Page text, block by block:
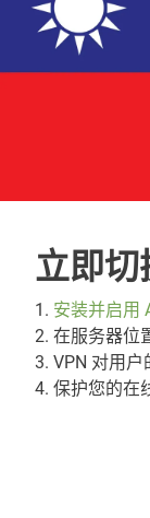
立即切
1. 安装并启用
2. 在服务器位
3. VPN 对用户
4. 保护您的在